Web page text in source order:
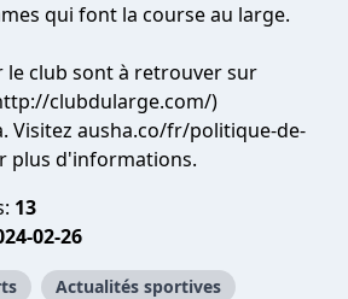
qui font la course au large.
le club sont à retrouver sur
clubdularge.com/)
Visitez ausha.co/fr/politique-de-
plus d'informations.
13
02-26
Actualités sportives